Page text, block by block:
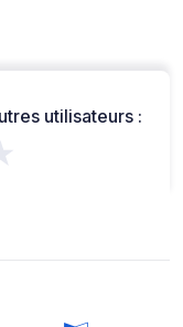
utilisateurs :